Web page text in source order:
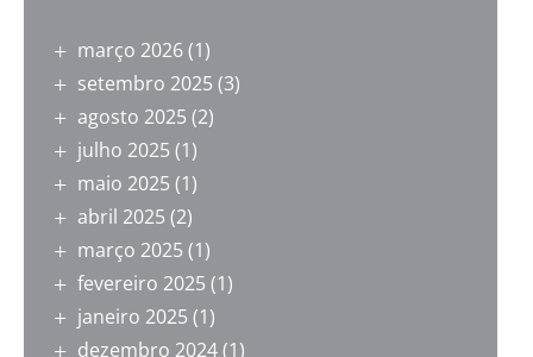
março 2026(1)
setembro 2025 (3)
agosto 2025 (2)
julho 2025 (1)
maio 2025 (1)
abril 2025 (2)
março 2025 (1)
fevereiro 2025 (1)
janeiro 2025 (1)
dezembro 2024(1)